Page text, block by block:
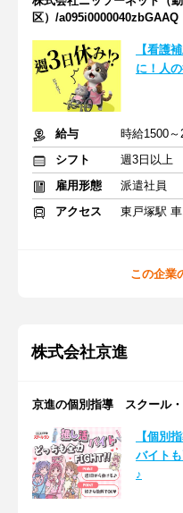
区）/a095i0000040zbGAAQ
【看護
に！人
給与
時給1500
シフト
週3日以上
雇用形態
派遣社員
アクセス
東戸塚駅
この企業
株式会社京進
京進の個別指導 スクール
【個別
バイト
♪